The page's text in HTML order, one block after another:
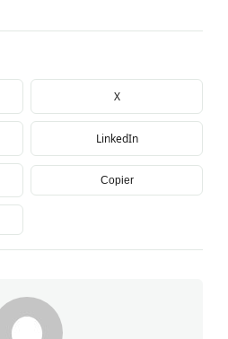
X
LinkedIn
Copier